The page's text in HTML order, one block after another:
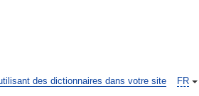
FR
des dictionnaires dans votre site